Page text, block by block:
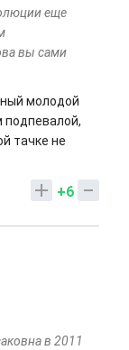
еще
вы сами
молодой
подпевалой,
тачке не
+6
в 2011